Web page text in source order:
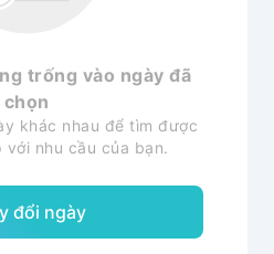
trống vào ngày đã
chọn
khác nhau để tìm được
với nhu cầu của bạn.
đổi ngày